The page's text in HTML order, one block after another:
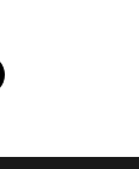
Suche...